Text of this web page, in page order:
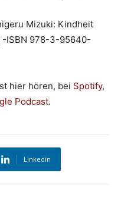
Mizuki: Kindheit
-ISBN 978-3-95640-
hier hören, bei Spotify,
Podcast.
Linkedin